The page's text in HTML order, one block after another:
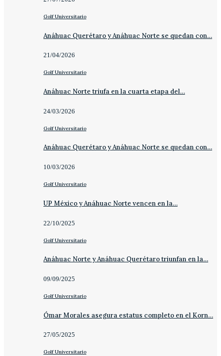
Golf Universitario
Anáhuac Querétaro y Anáhuac Norte se quedan con…
21/04/2026
Golf Universitario
Anáhuac Norte triufa en la cuarta etapa del…
24/03/2026
Golf Universitario
Anáhuac Querétaro y Anáhuac Norte se quedan con…
10/03/2026
Golf Universitario
UP México y Anáhuac Norte vencen en la…
22/10/2025
Golf Universitario
Anáhuac Norte y Anáhuac Querétaro triunfan en la…
09/09/2025
Golf Universitario
Ómar Morales asegura estatus completo en el Korn…
27/05/2025
Golf Universitario